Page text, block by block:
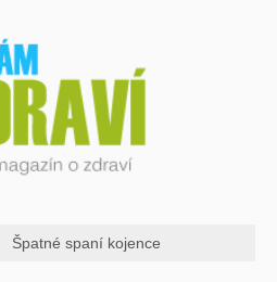
Špatné spaní kojence